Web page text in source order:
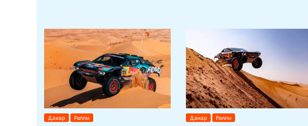
Дакар Ралли Дакар Ралли